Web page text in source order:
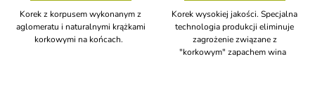
Korek z korpusem wykonanym z
aglomeratu i naturalnymi krążkami
korkowymi na końcach.
Korek wysokiej jakości. Specjalna
technologia produkcji eliminuje
zagrożenie związane z
"korkowym" zapachem wina